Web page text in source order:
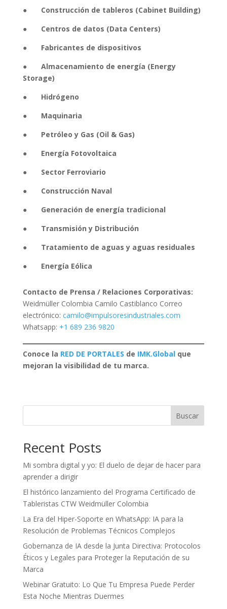
● Construcción de tableros (Cabinet Building)
● Centros de datos (Data Centers)
● Fabricantes de dispositivos
● Almacenamiento de energía (Energy
Storage)
● Hidrógeno
● Maquinaria
● Petróleo y Gas (Oil & Gas)
● Energía Fotovoltaica
● Sector Ferroviario
● Construcción Naval
● Generación de energía tradicional
● Transmisión y Distribución
● Tratamiento de aguas y aguas residuales
● Energía Eólica
Contacto de Prensa / Relaciones Corporativas:
Weidmüller Colombia Camilo Castiblanco Correo
electrónico: camilo@impulsoresindustriales.com
Whatsapp: +1 689 236 9820
Conoce la RED DE PORTALES de IMK.Global que
mejoran la visibilidad de tu marca.
Buscar
Recent Posts
Mi sombra digital y yo: El duelo de dejar de hacer para
aprender a dirigir
El histórico lanzamiento del Programa Certificado de
Tableristas CTW Weidmüller Colombia
La Era del Hiper-Soporte en WhatsApp: IA para la
Resolución de Problemas Técnicos Complejos
Gobernanza de IA desde la Junta Directiva: Protocolos
Éticos y Legales para Proteger la Reputación de su
Marca
Webinar Gratuito: Lo Que Tu Empresa Puede Perder
Esta Noche Mientras Duermes